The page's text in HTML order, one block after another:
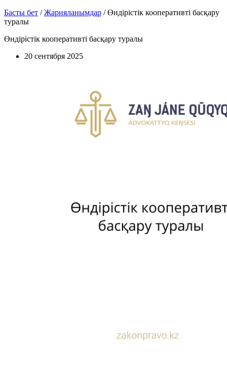
Басты бет /Жарияланымдар /Өндірістік кооперативті басқару
туралы
Өндірістік кооперативті басқару туралы
20 сентября 2025